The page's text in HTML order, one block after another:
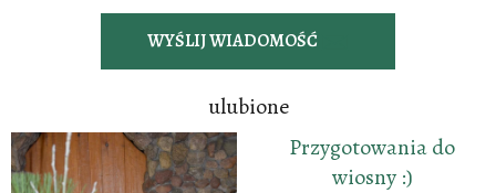
WYŚLIJ WIADOMOŚĆ
ulubione
Przygotowania do
wiosny :)